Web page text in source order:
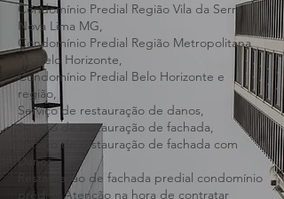
Condomínio Predial Região Norte BH,
Condomínio Predial Região Oeste BH,
Condomínio Predial Região Pampulha BH,
Condomínio Predial Região Venda Nova BH,
Condomínio Predial Região Vila da Serra
Nova Lima MG,
Condomínio Predial Região Metropolitana
de Belo Horizonte,
Condomínio Predial Belo Horizonte e
região,
Serviço de restauração de danos,
Serviço de restauração de fachada,